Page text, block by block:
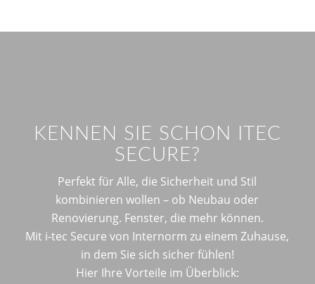
KENNEN SIE SCHON ITEC
SECURE?
Perfekt für Alle, die Sicherheit und Stil
kombinieren wollen – ob Neubau oder
Renovierung. Fenster, die mehr können.
Mit i-tec Secure von Internorm zu einem Zuhause,
in dem Sie sich sicher fühlen!
Hier Ihre Vorteile im Überblick: